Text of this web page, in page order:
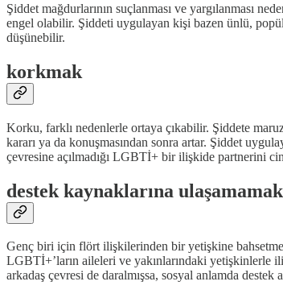
Şiddet mağdurlarının suçlanması ve yargılanması
engel olabilir. Şiddeti uygulayan kişi bazen ünlü,
düşünebilir.
korkmak
Korku, farklı nedenlerle ortaya çıkabilir. Şiddete
kararı ya da konuşmasından sonra artar. Şiddet
çevresine açılmadığı LGBTİ+ bir ilişkide partnerini
destek kaynaklarına ulaşamamak
Genç biri için flört ilişkilerinden bir yetişkine
LGBTİ+’ların aileleri ve yakınlarındaki yetişkinlerle
arkadaş çevresi de daralmışsa, sosyal anlamda